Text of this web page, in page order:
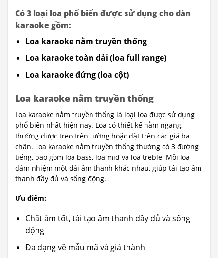
Có 3 loại loa phổ biến được sử dụng cho dàn
karaoke gồm:
Loa karaoke nằm truyền thống
Loa karaoke toàn dải (loa full range)
Loa karaoke đứng (loa cột)
Loa karaoke nằm truyền thống
Loa karaoke nằm truyền thống là loại loa được sử dụng
phổ biến nhất hiện nay. Loa có thiết kế nằm ngang,
thường được treo trên tường hoặc đặt trên các giá ba
chân. Loa karaoke nằm truyền thống thường có 3 đường
tiếng, bao gồm loa bass, loa mid và loa treble. Mỗi loa
đảm nhiệm một dải âm thanh khác nhau, giúp tái tạo âm
thanh đầy đủ và sống động.
Ưu điểm:
Chất âm tốt, tái tạo âm thanh đầy đủ và sống
động
Đa dạng về mẫu mã và giá thành